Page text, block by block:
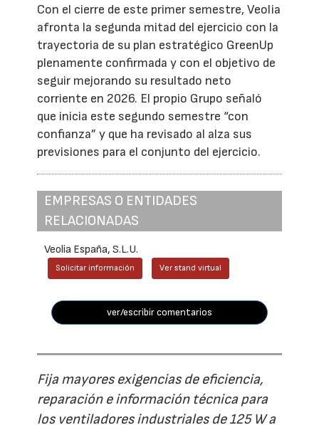
Con el cierre de este primer semestre, Veolia
afronta la segunda mitad del ejercicio con la
trayectoria de su plan estratégico GreenUp
plenamente confirmada y con el objetivo de
seguir mejorando su resultado neto
corriente en 2026. El propio Grupo señaló
que inicia este segundo semestre “con
confianza” y que ha revisado al alza sus
previsiones para el conjunto del ejercicio.
EMPRESAS O ENTIDADES
RELACIONADAS
Veolia España, S.L.U.
Solicitar información Ver stand virtual
ver/escribir comentarios
Fija mayores exigencias de eficiencia,
reparación e información técnica para
los ventiladores industriales de 125 W a